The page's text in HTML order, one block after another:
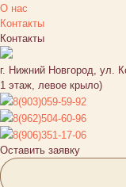
О нас
Контакты
Контакты
г. Нижний Новгород, ул.
1 этаж, левое крыло)
8(903)059-59-92
8(962)504-60-96
8(906)351-17-06
Оставить заявку